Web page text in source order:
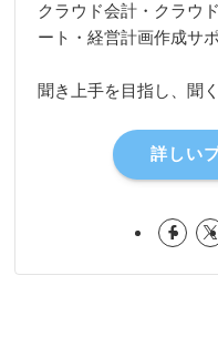
クラウド会計・クラウ
ート・経営計画作成サ
聞き上手を目指し、聞
詳しい